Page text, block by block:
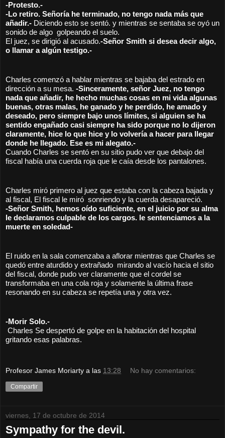
-Protesto.-
-Lo retiro. Señoría he terminado, no tengo nada más que
añadir.- Diciendo esto se sentó. y mientras se sentaba se oyó un
sonido de algo  golpeando el suelo.
El juez, se dirigió al acusado.-Señor Smith si desea decir algo,
o llamar a algún testigo.-
Charles comenzó a hablar mientras se bajaba del estrado en
dirección a su mesa. -Sinceramente, señor Juez, no tengo
nada que añadir, he hecho muchas cosas en mi vida algunas
buenas, otras malas, he ganado y he perdido, he amado y
deseado, pero siempre bajo unos límites, si alguien se ha
sentido engañado casi siempre ha sido porque no lo dijeron
claramente, hice lo que hice y lo volvería a hacer para llegar
donde he llegado. Ese es mi alegato.-
Cuando Charles se sentó en su sitio pudo ver que debajo del
fiscal había una cuerda roja que le caía desde los pantalones.
Charles miró primero al juez que estaba con la cabeza bajada y
al fiscal, El fiscal le miró  sonriendo y la cuerda desapareció.
-Señor Smith, hemos oído suficiente, en el juicio por su alma
le declaramos culpable de los cargos. le sentenciamos a la
muerte en soledad-
El ruido en la sala comenzaba a aflorar mientras que Charles se
quedó entre aturdido y extrañado  mirando al vacío hacia el sitio
del fiscal, donde pudo ver claramente que el cordel se
transformaba en una cola roja y solamente la última frase
resonando en su cabeza se repetía una y otra vez.
-Morir Solo.-
gritando esas palabras.
Profesor James Moriarty a las 13:28 No hay comentarios:
Compartir
viernes, 17 de octubre de 2014
Sympathy for the devil.